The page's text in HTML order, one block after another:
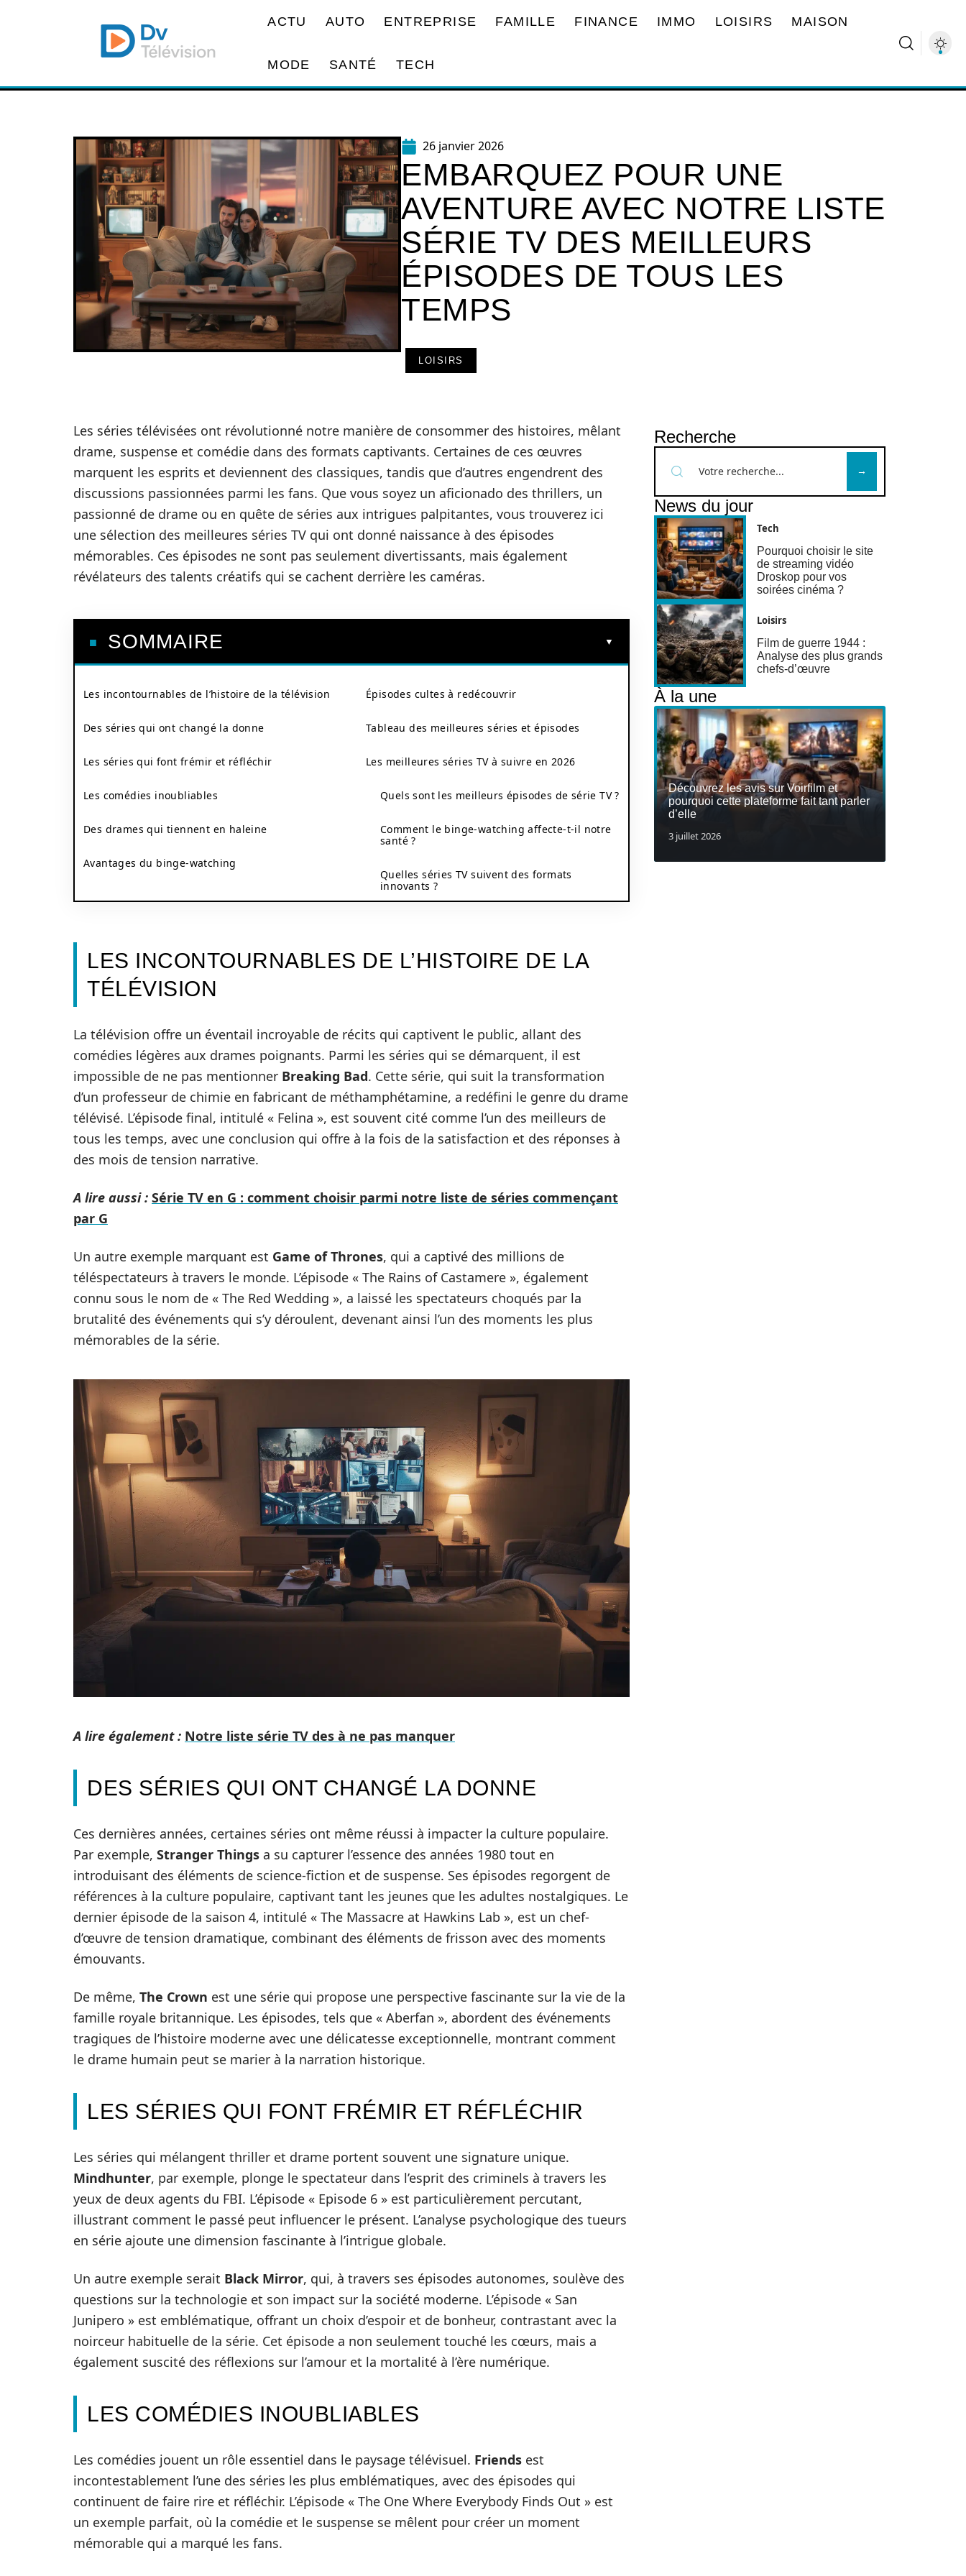
ACTU AUTO ENTREPRISE FAMILLE FINANCE IMMO LOISIRS MAISON
MODE SANTÉ TECH
26 janvier 2026
EMBARQUEZ POUR UNE
AVENTURE AVEC NOTRE LISTE
SÉRIE TV DES MEILLEURS
ÉPISODES DE TOUS LES
TEMPS
LOISIRS
Les séries télévisées ont révolutionné notre manière de consommer des histoires, mêlant
drame, suspense et comédie dans des formats captivants. Certaines de ces œuvres
marquent les esprits et deviennent des classiques, tandis que d’autres engendrent des
discussions passionnées parmi les fans. Que vous soyez un aficionado des thrillers, un
passionné de drame ou en quête de séries aux intrigues palpitantes, vous trouverez ici
une sélection des meilleures séries TV qui ont donné naissance à des épisodes
mémorables. Ces épisodes ne sont pas seulement divertissants, mais également
révélateurs des talents créatifs qui se cachent derrière les caméras.
SOMMAIRE
Les incontournables de l’histoire de la télévision
Des séries qui ont changé la donne
Les séries qui font frémir et réfléchir
Les comédies inoubliables
Des drames qui tiennent en haleine
Avantages du binge-watching
Épisodes cultes à redécouvrir
Tableau des meilleures séries et épisodes
Les meilleures séries TV à suivre en 2026
Quels sont les meilleurs épisodes de série TV ?
Comment le binge-watching affecte-t-il notre
santé ?
Quelles séries TV suivent des formats
innovants ?
LES INCONTOURNABLES DE L’HISTOIRE DE LA
TÉLÉVISION
La télévision offre un éventail incroyable de récits qui captivent le public, allant des
comédies légères aux drames poignants. Parmi les séries qui se démarquent, il est
impossible de ne pas mentionner Breaking Bad. Cette série, qui suit la transformation
d’un professeur de chimie en fabricant de méthamphétamine, a redéfini le genre du drame
télévisé. L’épisode final, intitulé « Felina », est souvent cité comme l’un des meilleurs de
tous les temps, avec une conclusion qui offre à la fois de la satisfaction et des réponses à
des mois de tension narrative.
A lire aussi : Série TV en G : comment choisir parmi notre liste de séries commençant
par G
Un autre exemple marquant est Game of Thrones, qui a captivé des millions de
téléspectateurs à travers le monde. L’épisode « The Rains of Castamere », également
connu sous le nom de « The Red Wedding », a laissé les spectateurs choqués par la
brutalité des événements qui s’y déroulent, devenant ainsi l’un des moments les plus
mémorables de la série.
A lire également : Notre liste série TV des à ne pas manquer
DES SÉRIES QUI ONT CHANGÉ LA DONNE
Ces dernières années, certaines séries ont même réussi à impacter la culture populaire.
Par exemple, Stranger Things a su capturer l’essence des années 1980 tout en
introduisant des éléments de science-fiction et de suspense. Ses épisodes regorgent de
références à la culture populaire, captivant tant les jeunes que les adultes nostalgiques. Le
dernier épisode de la saison 4, intitulé « The Massacre at Hawkins Lab », est un chef-
d’œuvre de tension dramatique, combinant des éléments de frisson avec des moments
émouvants.
De même, The Crown est une série qui propose une perspective fascinante sur la vie de la
famille royale britannique. Les épisodes, tels que « Aberfan », abordent des événements
tragiques de l’histoire moderne avec une délicatesse exceptionnelle, montrant comment
le drame humain peut se marier à la narration historique.
LES SÉRIES QUI FONT FRÉMIR ET RÉFLÉCHIR
Les séries qui mélangent thriller et drame portent souvent une signature unique.
Mindhunter, par exemple, plonge le spectateur dans l’esprit des criminels à travers les
yeux de deux agents du FBI. L’épisode « Episode 6 » est particulièrement percutant,
illustrant comment le passé peut influencer le présent. L’analyse psychologique des tueurs
en série ajoute une dimension fascinante à l’intrigue globale.
Un autre exemple serait Black Mirror, qui, à travers ses épisodes autonomes, soulève des
questions sur la technologie et son impact sur la société moderne. L’épisode « San
Junipero » est emblématique, offrant un choix d’espoir et de bonheur, contrastant avec la
noirceur habituelle de la série. Cet épisode a non seulement touché les cœurs, mais a
également suscité des réflexions sur l’amour et la mortalité à l’ère numérique.
LES COMÉDIES INOUBLIABLES
Les comédies jouent un rôle essentiel dans le paysage télévisuel. Friends est
incontestablement l’une des séries les plus emblématiques, avec des épisodes qui
continuent de faire rire et réfléchir. L’épisode « The One Where Everybody Finds Out » est
un exemple parfait, où la comédie et le suspense se mêlent pour créer un moment
mémorable qui a marqué les fans.
Recherche
News du jour
Tech
Pourquoi choisir le site
de streaming vidéo
Droskop pour vos
soirées cinéma ?
Loisirs
Film de guerre 1944 :
Analyse des plus grands
chefs-d’œuvre
À la une
Découvrez les avis sur Voirfilm et
pourquoi cette plateforme fait tant parler
d’elle
3 juillet 2026